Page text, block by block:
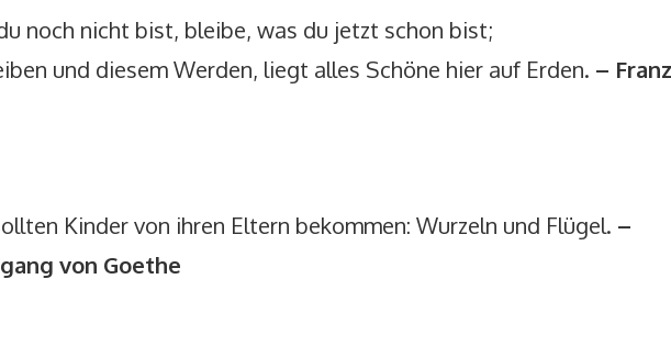
noch nicht bist, bleibe, was du jetzt schon bist;
und diesem Werden, liegt alles Schöne hier auf Erden. – Franz
Kinder von ihren Eltern bekommen: Wurzeln und Flügel. –
von Goethe